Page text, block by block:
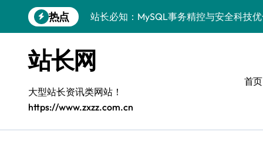
到
热点
安全视角下MySQL事务控制：科技护航
VR开发进阶：巧用MySQL事务控制解锁
科技站长揭秘：MySQL事务控制进阶实
iOS开发进阶：MySQL事务处理科技赋能
站长网
大型站长资讯类网站！
https://www.zxzz.com.cn
首页